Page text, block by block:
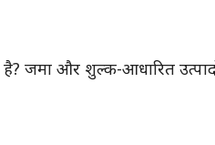
जमा और शुल्क-आधारित